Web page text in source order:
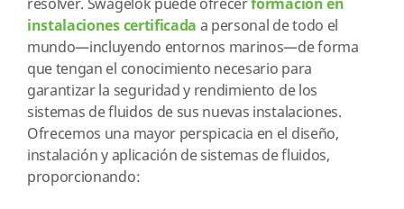
resolver. Swagelok puede ofrecerformación en
instalaciones certificada a personal de todo el
mundo—incluyendo entornos marinos—de forma
que tengan el conocimiento necesario para
garantizar la seguridad y rendimiento de los
sistemas de fluidos de sus nuevas instalaciones.
Ofrecemos una mayor perspicacia en el diseño,
instalación y aplicación de sistemas de fluidos,
proporcionando: